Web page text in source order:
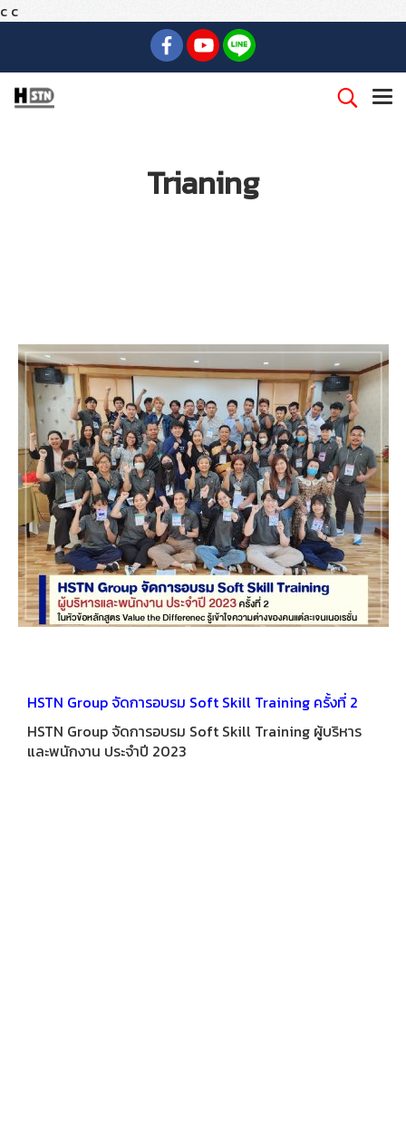
c c
Trianing
HSTN Group จัดการอบรม Soft Skill Training ครั้งที่ 2
HSTN Group จัดการอบรม Soft Skill Training ผู้บริหาร
และพนักงาน ประจำปี 2023